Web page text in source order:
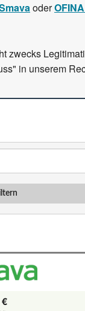
oder
zwecks
in unserem